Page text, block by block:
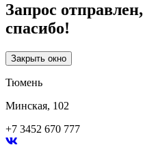
Запрос отправлен,
спасибо!
Закрыть окно
Тюмень
Минская, 102
+7 3452 670 777